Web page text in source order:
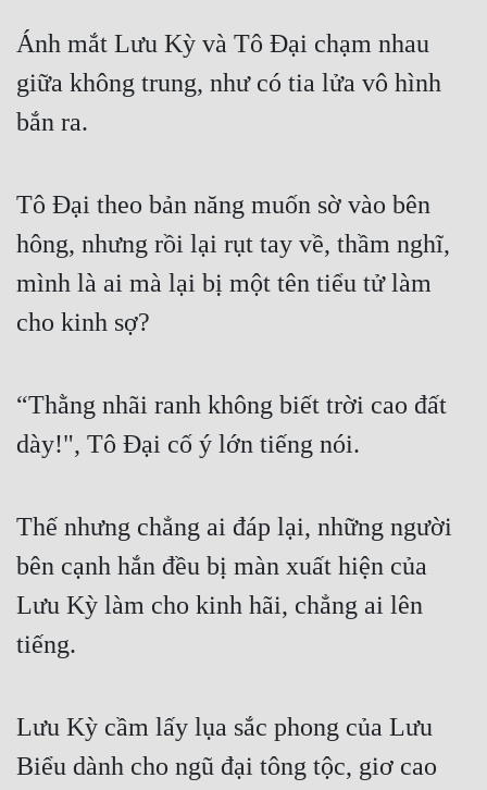
Kỳ Huyễn
Kỳ Ảo
Linh Dị
Lịch Sử
Mưu Mô
Mạt Thế
Nữ Phụ
Phong Thủy - Tâm Linh
Phương Tây
Phản Phái
Quân Sự
Sảng Văn
Ánh mắt Lưu Kỳ và Tô Đại chạm nhau
giữa không trung, như có tia lửa vô hình
bắn ra.
Tô Đại theo bản năng muốn sờ vào bên
hông, nhưng rồi lại rụt tay về, thầm nghĩ,
mình là ai mà lại bị một tên tiểu tử làm
cho kinh sợ?
“Thằng nhãi ranh không biết trời cao đất
dày!", Tô Đại cố ý lớn tiếng nói.
Thế nhưng chẳng ai đáp lại, những người
bên cạnh hắn đều bị màn xuất hiện của
Lưu Kỳ làm cho kinh hãi, chẳng ai lên
tiếng.
Lưu Kỳ cầm lấy lụa sắc phong của Lưu
Biểu dành cho ngũ đại tông tộc, giơ cao